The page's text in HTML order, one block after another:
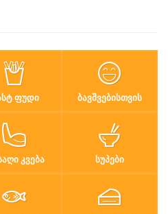
ᲤᲣᲓᲘ ᲑᲐᲕᲨᲕᲔᲑᲘᲡᲗᲕᲘᲡ
ᲙᲕᲔᲑᲐ ᲡᲣᲞᲔᲑᲘ